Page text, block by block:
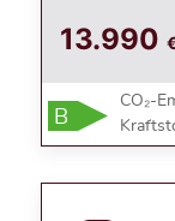
13.990
B
CO₂-